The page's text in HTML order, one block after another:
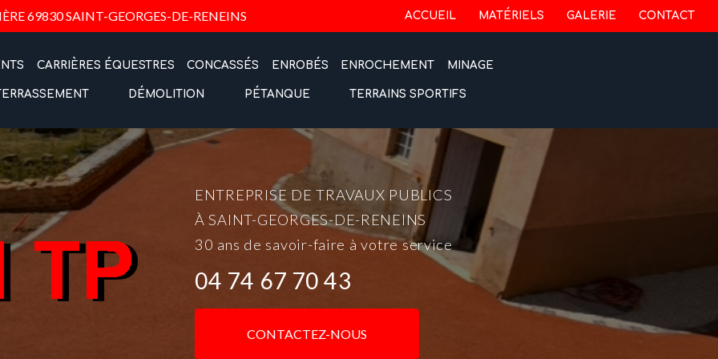
69830 SAINT-GEORGES-DE-RENEINS Navigation secondaire
ACCUEIL MATÉRIELS GALERIE CONTACT
CARRIÈRES ÉQUESTRES CONCASSÉS ENROBÉS ENROCHEMENT MINAGE
DÉMOLITION PÉTANQUE TERRAINS SPORTIFS
ENTREPRISE DE TRAVAUX PUBLICS
À SAINT-GEORGES-DE-RENEINS
30 ans de savoir-faire à votre service
04 74 67 70 43
CONTACTEZ-NOUS